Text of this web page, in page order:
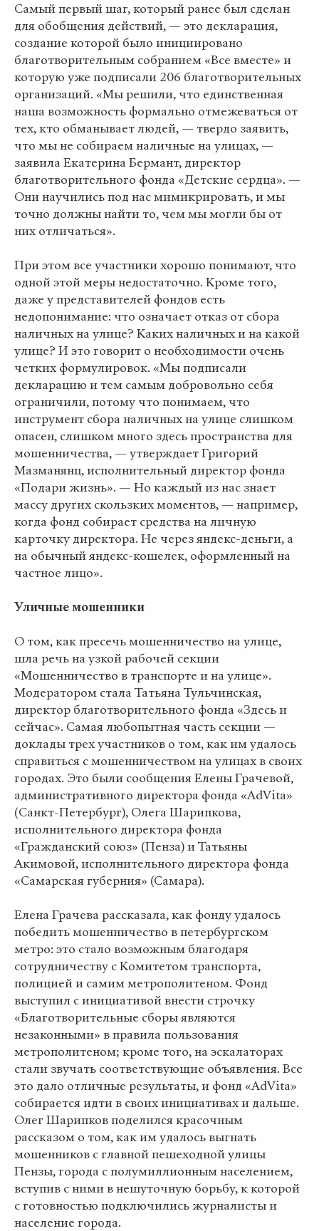
Самый первый шаг, который ранее был сделан
для обобщения действий, — это декларация,
создание которой было инициировано
благотворительным собранием «Все вместе» и
которую уже подписали 206 благотворительных
организаций. «Мы решили, что единственная
наша возможность формально отмежеваться от
тех, кто обманывает людей, — твердо заявить,
что мы не собираем наличные на улицах, —
заявила Екатерина Бермант, директор
благотворительного фонда «Детские сердца». —
Они научились под нас мимикрировать, и мы
точно должны найти то, чем мы могли бы от
них отличаться».
При этом все участники хорошо понимают, что
одной этой меры недостаточно. Кроме того,
даже у представителей фондов есть
недопонимание: что означает отказ от сбора
наличных на улице? Каких наличных и на какой
улице? И это говорит о необходимости очень
четких формулировок. «Мы подписали
декларацию и тем самым добровольно себя
ограничили, потому что понимаем, что
инструмент сбора наличных на улице слишком
опасен, слишком много здесь пространства для
мошенничества, — утверждает Григорий
Мазманянц, исполнительный директор фонда
«Подари жизнь». — Но каждый из нас знает
массу других скользких моментов, — например,
когда фонд собирает средства на личную
карточку директора. Не через яндекс-деньги, а
на обычный яндекс-кошелек, оформленный на
частное лицо».
Уличные мошенники
О том, как пресечь мошенничество на улице,
шла речь на узкой рабочей секции
«Мошенничество в транспорте и на улице».
Модератором стала Татьяна Тульчинская,
директор благотворительного фонда «Здесь и
сейчас». Самая любопытная часть секции —
доклады трех участников о том, как им удалось
справиться с мошенничеством на улицах в своих
городах. Это были сообщения Елены Грачевой,
административного директора фонда «AdVita»
(Санкт-Петербург), Олега Шарипкова,
исполнительного директора фонда
«Гражданский союз» (Пенза) и Татьяны
Акимовой, исполнительного директора фонда
«Самарская губерния» (Самара).
Елена Грачева рассказала, как фонду удалось
победить мошенничество в петербургском
метро: это стало возможным благодаря
сотрудничеству с Комитетом транспорта,
полицией и самим метрополитеном. Фонд
выступил с инициативой внести строчку
«Благотворительные сборы являются
незаконными» в правила пользования
метрополитеном; кроме того, на эскалаторах
стали звучать соответствующие объявления. Все
это дало отличные результаты, и фонд «AdVita»
собирается идти в своих инициативах и дальше.
Олег Шарипков поделился красочным
рассказом о том, как им удалось выгнать
мошенников с главной пешеходной улицы
Пензы, города с полумиллионным населением,
вступив с ними в нешуточную борьбу, к которой
с готовностью подключились журналисты и
население города.